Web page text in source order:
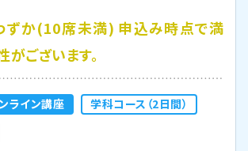
ずか(10席未満) 申込み時点で満
ございます。
ライン講座 学科コース（2日間）